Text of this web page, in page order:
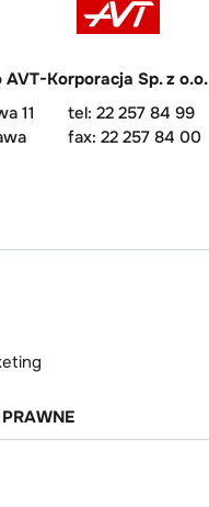
Korporacja Sp. z o.o.
11
tel: 22 257 84 99
fax: 22 257 84 00